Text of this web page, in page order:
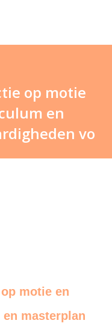
op motie
en
vo
motie en
masterplan